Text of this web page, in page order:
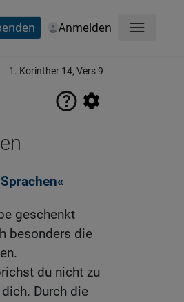
Anmelden Menü
1. Korinther 14, Vers 9
geschenkt
besonders die
du nicht zu
Durch die